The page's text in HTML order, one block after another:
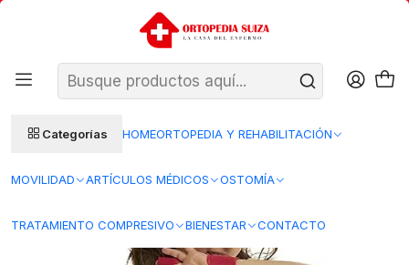
Categorías HOMEORTOPEDIA Y REHABILITACIÓN
MOVILIDAD ARTÍCULOS MÉDICOS OSTOMÍA
TRATAMIENTO COMPRESIVO BIENESTAR CONTACTO
SANTIAGO: ENTREGA AL DÍA HÁBIL SIGUIENTE (L–V)
REGIONES 48–72 HORAS HÁBILES
Ortopedia y Rehabilitacion Ortopedia Ortopedia Adulto
BK12 - Inmovilizador para Dedo Pediátrico - Blunding